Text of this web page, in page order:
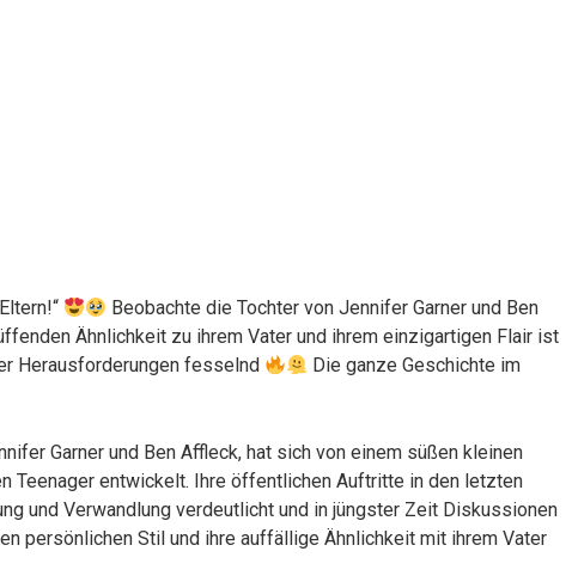
Beobachte die Tochter von Jennifer Garner und Ben
Ähnlichkeit zu ihrem Vater und ihrem einzigartigen Flair ist
Herausforderungen fesselnd
Die ganze Geschichte im
Garner und Ben Affleck, hat sich von einem süßen kleinen
Teenager entwickelt. Ihre öffentlichen Auftritte in den letzten
und Verwandlung verdeutlicht und in jüngster Zeit Diskussionen
persönlichen Stil und ihre auffällige Ähnlichkeit mit ihrem Vater